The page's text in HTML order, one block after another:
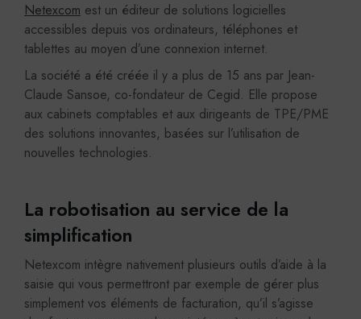
Netexcom est un éditeur de solutions logicielles
accessibles depuis vos ordinateurs, téléphones et
tablettes au moyen d’une connexion internet.
La société a été créée il y a plus de 15 ans par Jean-
Claude Sansoe, co-fondateur de Cegid. Elle propose
aux cabinets comptables et aux dirigeants de TPE/PME
des solutions innovantes, basées sur l’utilisation de
nouvelles technologies.
La robotisation au service de la
simplification
Netexcom intègre nativement plusieurs outils d’aide à la
saisie qui vous permettront par exemple de gérer plus
simplement vos éléments de facturation, qu’il s’agisse